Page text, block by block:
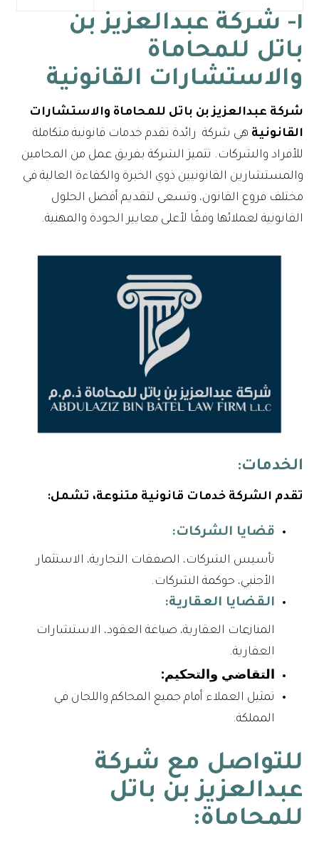
١- شركة عبدالعزيز بن
باتل للمحاماة
والاستشارات القانونية
شركة عبدالعزيز بن باتل للمحاماة والاستشارات
القانونية هي شركة رائدة تقدم خدمات قانونية متكاملة
للأفراد والشركات. تتميز الشركة بفريق عمل من المحامين
والمستشارين القانونيين ذوي الخبرة والكفاءة العالية في
مختلف فروع القانون، وتسعى لتقديم أفضل الحلول
القانونية لعملائها وفقًا لأعلى معايير الجودة والمهنية.
الخدمات:
تقدم الشركة خدمات قانونية متنوعة، تشمل:
قضايا الشركات:
تأسيس الشركات، الصفقات التجارية، الاستثمار
الأجنبي، حوكمة الشركات.
القضايا العقارية:
المنازعات العقارية، صياغة العقود، الاستشارات
العقارية.
التقاضي والتحكيم:
تمثيل العملاء أمام جميع المحاكم واللجان في
المملكة.
للتواصل مع شركة
عبدالعزيز بن باتل
للمحاماة: